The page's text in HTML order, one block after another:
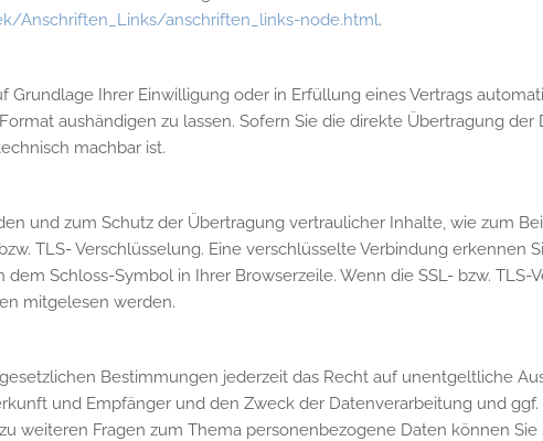
Anschriften_Links/anschriften_links-node.html.
Grundlage Ihrer Einwilligung oder in Erfüllung eines Vertrags
aushändigen zu lassen. Sofern Sie die direkte Übertragung
machbar ist.
und zum Schutz der Übertragung vertraulicher Inhalte, wie zum
TLS- Verschlüsselung. Eine verschlüsselte Verbindung erkennen
Schloss-Symbol in Ihrer Browserzeile. Wenn die SSL- bzw.
mitgelesen werden.
Bestimmungen jederzeit das Recht auf unentgeltliche
und Empfänger und den Zweck der Datenverarbeitung und
weiteren Fragen zum Thema personenbezogene Daten können